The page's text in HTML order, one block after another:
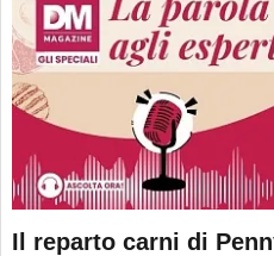
Il reparto carni di